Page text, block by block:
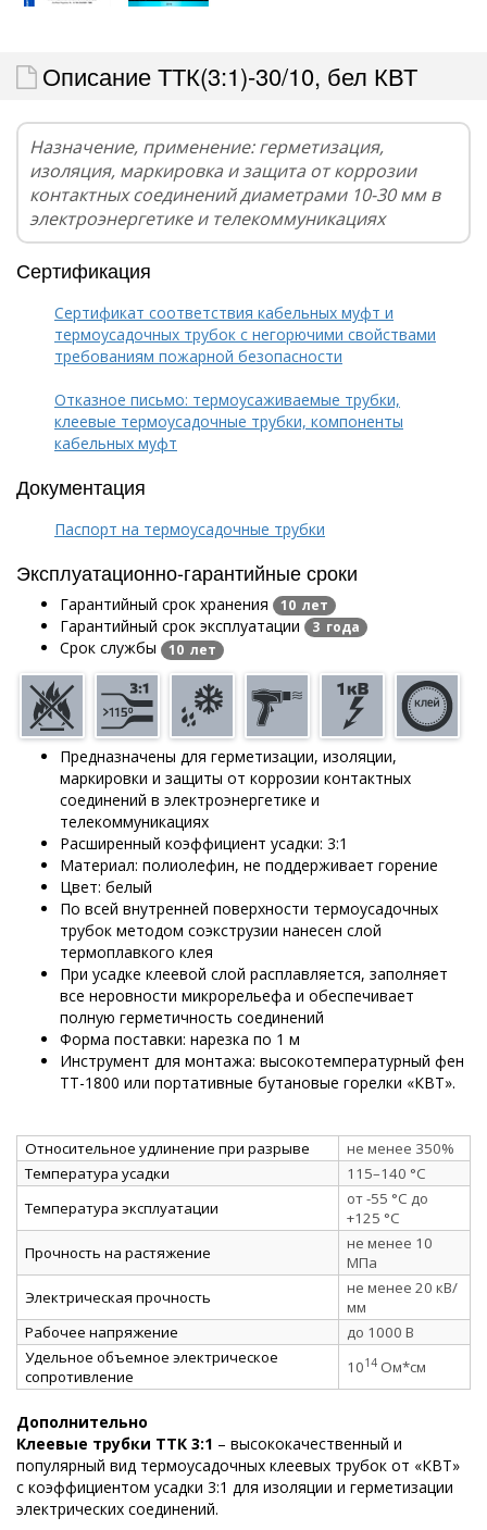
Описание ТТК(3:1)-30/10, бел КВТ
Назначение, применение: герметизация,
изоляция, маркировка и защита от коррозии
контактных соединений диаметрами 10-30 мм в
электроэнергетике и телекоммуникациях
Сертификация
Сертификат соответствия кабельных муфт и
термоусадочных трубок с негорючими свойствами
требованиям пожарной безопасности
Отказное письмо: термоусаживаемые трубки,
клеевые термоусадочные трубки, компоненты
кабельных муфт
Документация
Паспорт на термоусадочные трубки
Эксплуатационно-гарантийные сроки
Гарантийный срок хранения 10 лет
Гарантийный срок эксплуатации 3 года
Срок службы 10 лет
Предназначены для герметизации, изоляции,
маркировки и защиты от коррозии контактных
соединений в электроэнергетике и
телекоммуникациях
Расширенный коэффициент усадки: 3:1
Материал: полиолефин, не поддерживает горение
Цвет: белый
По всей внутренней поверхности термоусадочных
трубок методом соэкструзии нанесен слой
термоплавкого клея
При усадке клеевой слой расплавляется, заполняет
все неровности микрорельефа и обеспечивает
полную герметичность соединений
Форма поставки: нарезка по 1 м
Инструмент для монтажа: высокотемпературный фен
ТТ-1800 или портативные бутановые горелки «КВТ».
Относительное удлинение при разрыве
не менее 350%
Температура усадки
115–140 °C
Температура эксплуатации
от -55 °C до
+125 °C
Прочность на растяжение
не менее 10
МПа
Электрическая прочность
не менее 20 кВ/
мм
Рабочее напряжение
до 1000 В
Удельное объемное электрическое
сопротивление
1014 Ом*см
Дополнительно
Клеевые трубки ТТК 3:1 – высококачественный и
популярный вид термоусадочных клеевых трубок от «КВТ»
с коэффициентом усадки 3:1 для изоляции и герметизации
электрических соединений.